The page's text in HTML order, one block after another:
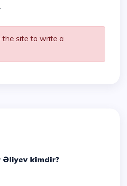
the site to write a
Əliyev kimdir?